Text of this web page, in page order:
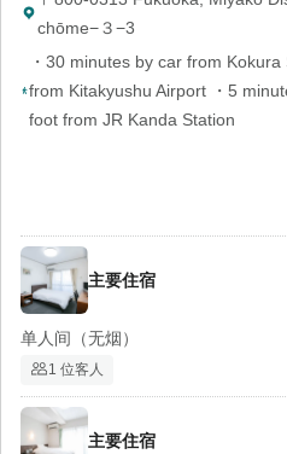
chōme−３−3
・30 minutes by car from
from Kitakyushu Airport ・5
foot from JR Kanda Station
主要住宿
单人间（无烟）
1 位客人
主要住宿